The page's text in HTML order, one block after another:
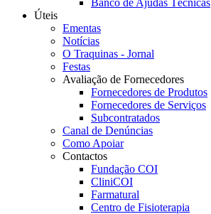
Banco de Ajudas Técnicas
Úteis
Ementas
Notícias
O Traquinas - Jornal
Festas
Avaliação de Fornecedores
Fornecedores de Produtos
Fornecedores de Serviços
Subcontratados
Canal de Denúncias
Como Apoiar
Contactos
Fundação COI
CliniCOI
Farmatural
Centro de Fisioterapia